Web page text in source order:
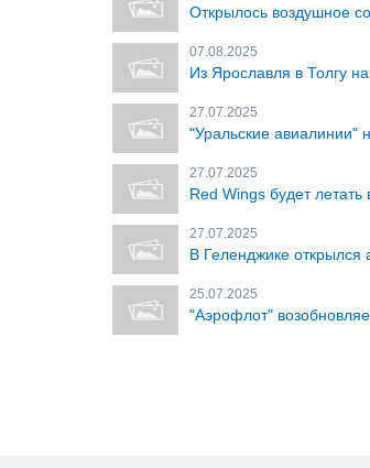
Открылось воздушное
07.08.2025
Из Ярославля в Толгу
27.07.2025
"Уральские авиалинии"
27.07.2025
Red Wings будет
27.07.2025
В Геленджике открылся
25.07.2025
"Аэрофлот"